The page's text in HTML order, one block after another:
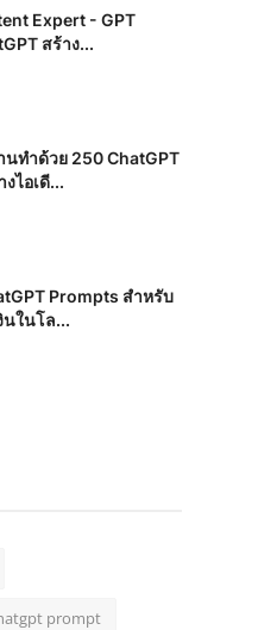
Expert - GPT
สร้าง...
นทำด้วย 250 ChatGPT
ไอเดี...
Prompts สำหรับ
นในโล...
prompt